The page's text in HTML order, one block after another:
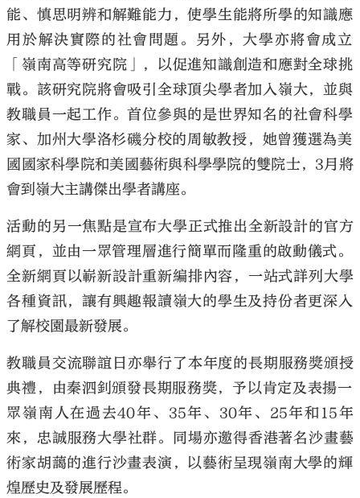
能、慎思明辨和解難能力，使學生能將所學的知識應
用於解決實際的社會問題。另外， 大學亦將會成立
「嶺南高等研究院」， 以促進知識創造和應對全球挑
戰。 該研究院將會吸引全球頂尖學者加入嶺大，並與
教職員一起工作。首位參與的是世界知名的社會科學
家、 加州大學洛杉磯分校的周敏教授， 她曾獲選為美
國國家科學院和美國藝術與科學學院的雙院士， 3月將
會到嶺大主講傑出學者講座。
活動的另一焦點是宣布大學正式推出全新設計的官方
網頁， 並由一眾管理層進行簡單而隆重的啟動儀式。
全新網頁以嶄新設計重新編排內容，一站式詳列大學
各種資訊，讓有興趣報讀嶺大的學生及持份者更深入
了解校園最新發展。
教職員交流聯誼日亦舉行了本年度的長期服務獎頒授
典禮，由秦泗釗頒發長期服務獎， 予以肯定及表揚一
眾嶺南人在過去40年、35年、30年、 25年和15年
來，忠誠服務大學社群。
同場亦邀得香港著名沙畫藝
術家胡藹的進行沙畫表演， 以藝術呈現嶺南大學的輝
煌歷史及發展歷程。